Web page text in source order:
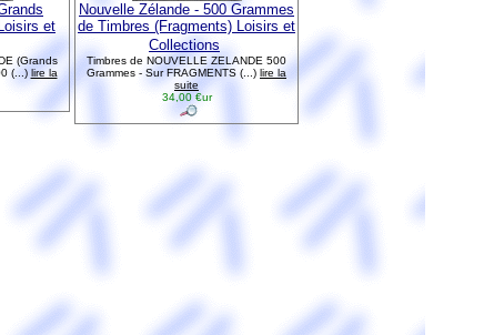
et
(Grands
(...) lire la
Nouvelle Zélande - 500 Grammes
de Timbres (Fragments) Loisirs et
Collections
Timbres de NOUVELLE ZELANDE 500
Grammes - Sur FRAGMENTS (...) lire la
suite
34,00 €ur